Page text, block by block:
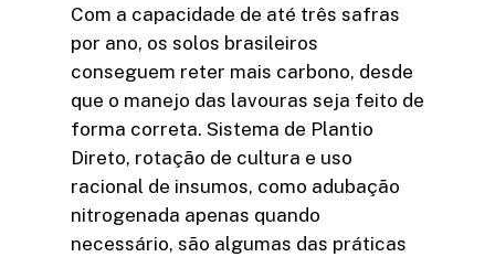
Com a capacidade de até três safras
por ano, os solos brasileiros
conseguem reter mais carbono, desde
que o manejo das lavouras seja feito de
forma correta. Sistema de Plantio
Direto, rotação de cultura e uso
racional de insumos, como adubação
nitrogenada apenas quando
necessário, são algumas das práticas